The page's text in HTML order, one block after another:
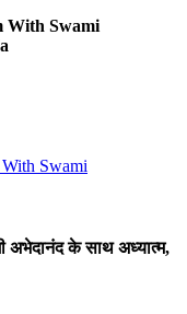
With Swami
अभेदानंद के साथ अध्यात्म,